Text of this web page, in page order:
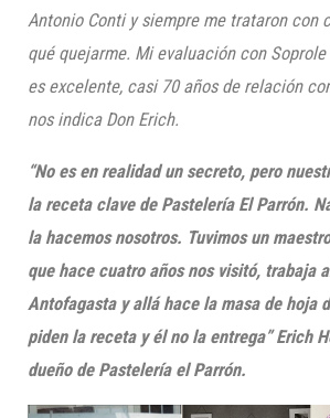
Antonio Conti y siempre me trataron con
qué quejarme. Mi evaluación con
es excelente, casi 70 años de relación
nos indica Don Erich.
“No es en realidad un secreto, pero
la receta clave de Pastelería El Parrón.
la hacemos nosotros. Tuvimos un
que hace cuatro años nos visitó, trabaja
Antofagasta y allá hace la masa de hoja
piden la receta y él no la entrega” Erich
dueño de Pastelería el Parrón.